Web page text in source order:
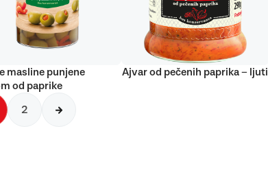
masline punjene
od paprike
Ajvar od pečenih paprika – ljuti
2